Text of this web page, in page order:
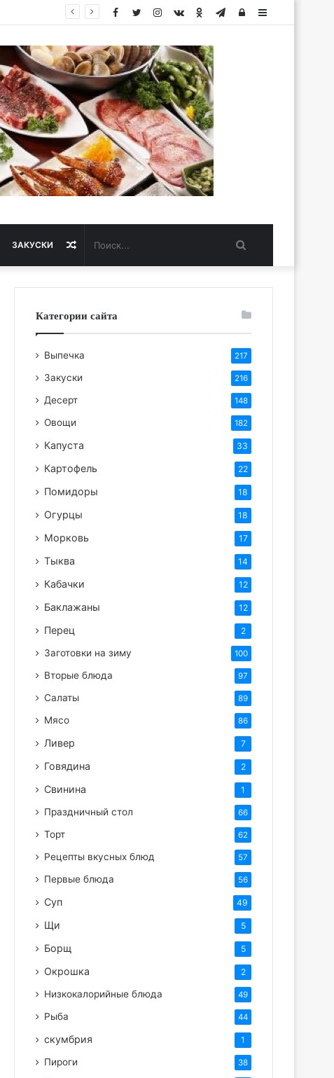
Sidebar
Авторизация
Telegram
Одноклассники
vk.com
Instagram
Twitter
Facebook
ЗАКУСКИ Случайная
статья
Категории сайта
Выпечка 217
Закуски 216
Десерт 148
Овощи 182
Капуста 33
Картофель 22
Помидоры 18
Огурцы 18
Морковь 17
Тыква 14
Кабачки 12
Баклажаны 12
Перец 2
Заготовки на зиму 100
Вторые блюда 97
Салаты 89
Мясо 86
Ливер 7
Говядина 2
Свинина 1
Праздничный стол 66
Торт 62
Рецепты вкусных блюд 57
Первые блюда 56
Суп 49
Щи 5
Борщ 5
Окрошка 2
Низкокалорийные блюда 49
Рыба 44
скумбрия 1
Пироги 38